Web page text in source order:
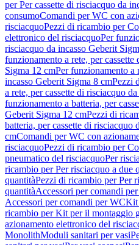
per Per cassette di risciacquo da
consumoComandi per WC con
risciacquoPezzi di ricambio per
elettronico del risciacquoPer
risciacquo da incasso Geberit
funzionamento a rete, per
Sigma 12 cmPer funzionamento a
incasso Geberit Sigma 8 cmPezzi
a rete, per cassette di risciacquo
funzionamento a batteria, per
Geberit Sigma 12 cmPezzi di
batteria, per cassette di risciacquo
cmComandi per WC con
risciacquoPezzi di ricambio per
pneumatico del risciacquoPer
ricambio per Per risciacquo a due
quantitàPezzi di ricambio per Per
quantitàAccessori per comandi
Accessori per comandi per WCKit
ricambio per Kit per il montaggio
azionamento elettronico del
MonolithModuli sanitari per vasi